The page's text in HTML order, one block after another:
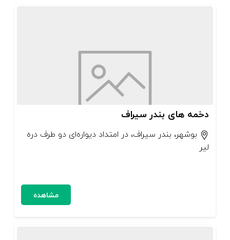
دخمه های بندر سیراف
بوشهر، بندر سیراف، در امتداد دیواره‌ای دو طرف دره
لیر
مشاهده